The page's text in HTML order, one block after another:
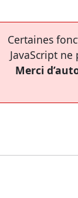
Certaines
JavaScript
Merci